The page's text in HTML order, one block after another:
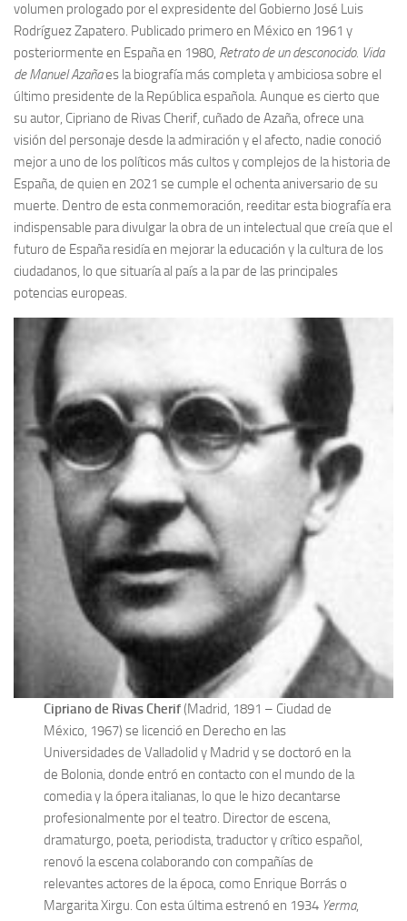
Catálogo Hemeroteca
Fondo Mario J. Bonilla
Biblioteca-Novedades
Publicaciones destacadas de nuestra hemeroteca
Noticias
Tienda
volumen prologado por el expresidente del Gobierno José Luis
Rodríguez Zapatero. Publicado primero en México en 1961 y
posteriormente en España en 1980, Retrato de un desconocido. Vida
de Manuel Azañaes la biografía más completa y ambiciosa sobre el
último presidente de la República española. Aunque es cierto que
su autor, Cipriano de Rivas Cherif, cuñado de Azaña, ofrece una
visión del personaje desde la admiración y el afecto, nadie conoció
mejor a uno de los políticos más cultos y complejos de la historia de
España, de quien en 2021 se cumple el ochenta aniversario de su
muerte. Dentro de esta conmemoración, reeditar esta biografía era
indispensable para divulgar la obra de un intelectual que creía que el
futuro de España residía en mejorar la educación y la cultura de los
ciudadanos, lo que situaría al país a la par de las principales
potencias europeas.
Cipriano de Rivas Cherif(Madrid, 1891 – Ciudad de
México, 1967) se licenció en Derecho en las
Universidades de Valladolid y Madrid y se doctoró en la
de Bolonia, donde entró en contacto con el mundo de la
comedia y la ópera italianas, lo que le hizo decantarse
profesionalmente por el teatro. Director de escena,
dramaturgo, poeta, periodista, traductor y crítico español,
renovó la escena colaborando con compañías de
relevantes actores de la época, como Enrique Borrás o
Margarita Xirgu. Con esta última estrenó en 1934 Yerma,